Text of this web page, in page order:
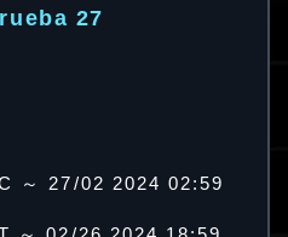
27
～ 27/02 2024 02:59